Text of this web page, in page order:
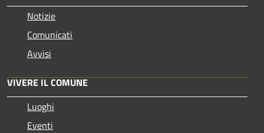
Notizie
Comunicati
Avvisi
VIVERE IL COMUNE
Luoghi
Eventi